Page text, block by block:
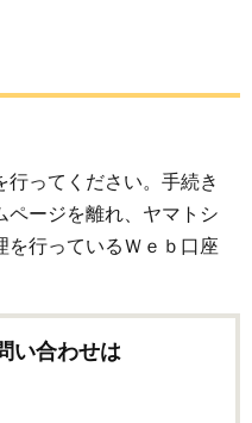
行ってください。手続き
ページを離れ、ヤマトシ
を行っているＷｅｂ口座
い合わせは